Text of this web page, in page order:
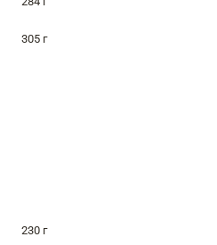
305 г
230 г